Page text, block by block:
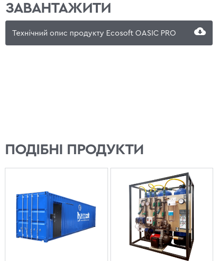
ЗАВАНТАЖИТИ
Технічний опис продукту Ecosoft OASIC PRO
ПОДІБНІ ПРОДУКТИ